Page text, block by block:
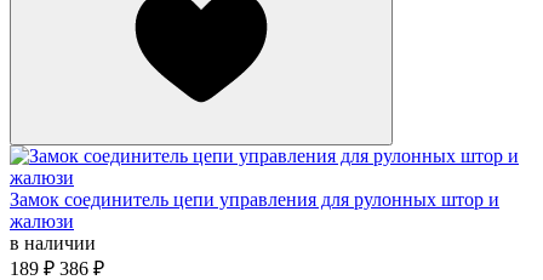
Замок соединитель цепи управления для рулонных штор и
жалюзи
в наличии
189 ₽ 386 ₽